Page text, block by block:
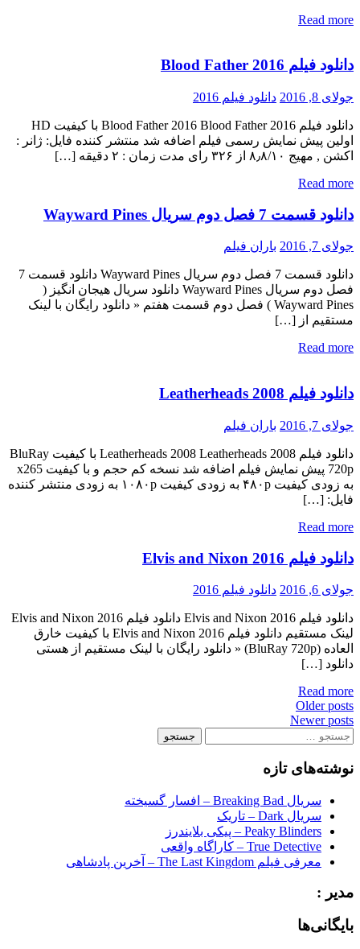
Read more
دانلود فیلم Blood Father 2016
جولای 8, 2016 دانلود فیلم 2016
دانلود فیلم Blood Father 2016 Blood Father 2016 با کیفیت HD
اولین پیش نمایش رسمی فیلم اضافه شد منتشر کننده فایل: ژانر :
اکشن , مهیج ۸٫۸/۱۰ از ۳۲۶ رای مدت زمان : ۲ دقیقه […]
Read more
دانلود قسمت 7 فصل دوم سریال Wayward Pines
جولای 7, 2016 باران فیلم
دانلود قسمت 7 فصل دوم سریال Wayward Pines دانلود قسمت 7
فصل دوم سریال Wayward Pines دانلود سریال هیجان انگیز (
Wayward Pines ) فصل دوم قسمت هفتم « دانلود رایگان با لینک
مستقیم از […]
Read more
دانلود فیلم Leatherheads 2008
جولای 7, 2016 باران فیلم
دانلود فیلم Leatherheads 2008 Leatherheads 2008 با کیفیت BluRay
720p پیش نمایش فیلم اضافه شد نسخه کم حجم و با کیفیت x265
به زودی کیفیت ۴۸۰p به زودی کیفیت ۱۰۸۰p به زودی منتشر کننده
فایل: […]
Read more
دانلود فیلم Elvis and Nixon 2016
جولای 6, 2016 دانلود فیلم 2016
دانلود فیلم Elvis and Nixon 2016 دانلود فیلم Elvis and Nixon 2016
لینک مستقیم دانلود فیلم Elvis and Nixon 2016 با کیفیت خارق
العاده (BluRay 720p) « دانلود رایگان با لینک مستقیم از هستی
دانلود […]
Read more
Posts
navigation
Older posts
Newer posts
جستجو
نوشته‌های تازه
سریال Breaking Bad – افسار گسیخته
سریال Dark – تاریک
Peaky Blinders – پیکی بلایندرز
True Detective – کاراگاه واقعی
معرفی فیلم The Last Kingdom – آخرین پادشاهی
مدیر :
بایگانی‌ها